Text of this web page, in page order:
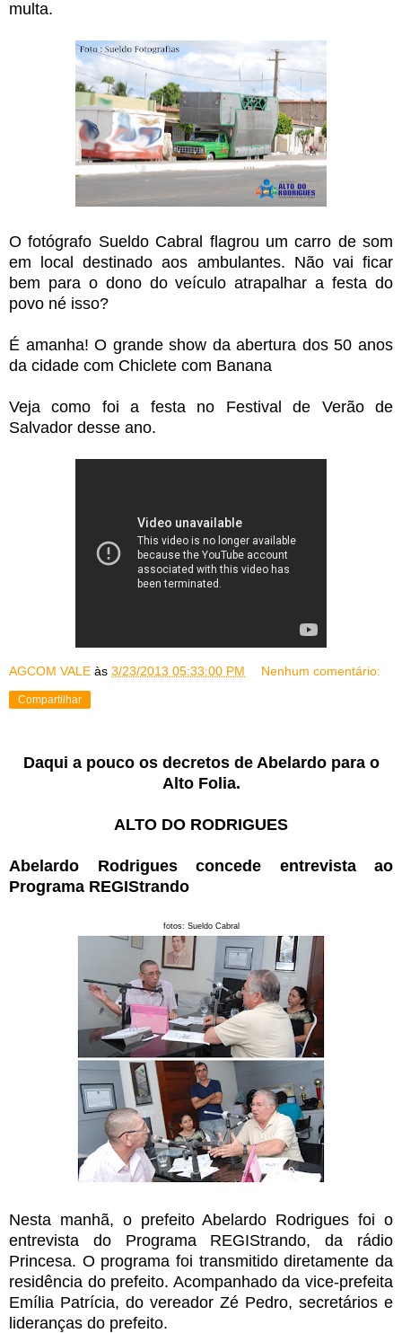
multa.
O fotógrafo Sueldo Cabral flagrou um carro de som
em local destinado aos ambulantes. Não vai ficar
bem para o dono do veículo atrapalhar a festa do
povo né isso?
É amanha! O grande show da abertura dos 50 anos
da cidade com Chiclete com Banana
Veja como foi a festa no Festival de Verão de
Salvador desse ano.
AGCOM VALE às 3/23/2013 05:33:00 PM Nenhum comentário:
Compartilhar
Daqui a pouco os decretos de Abelardo para o
Alto Folia.
ALTO DO RODRIGUES
Abelardo Rodrigues concede entrevista ao
Programa REGIStrando
fotos: Sueldo Cabral
Nesta manhã, o prefeito Abelardo Rodrigues foi o
entrevista do Programa REGIStrando, da rádio
Princesa. O programa foi transmitido diretamente da
residência do prefeito. Acompanhado da vice-prefeita
Emília Patrícia, do vereador Zé Pedro, secretários e
lideranças do prefeito.